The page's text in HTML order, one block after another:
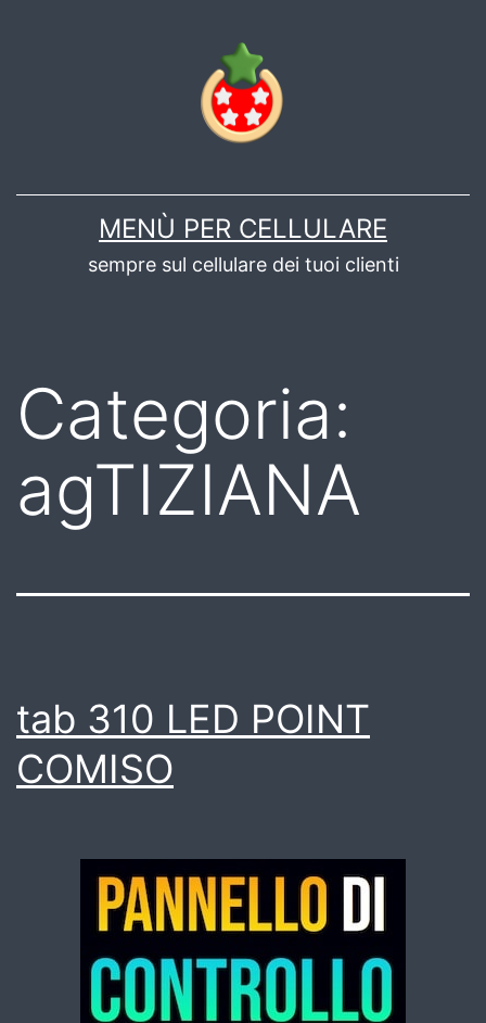
MENÙ PER CELLULARE
sempre sul cellulare dei tuoi clienti
Categoria:
agTIZIANA
tab 310 LED POINT
COMISO